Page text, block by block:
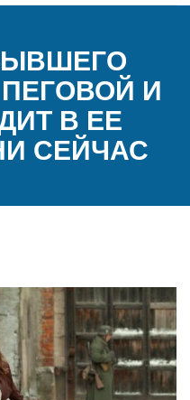
И
В ЕЕ
СЕЙЧАС